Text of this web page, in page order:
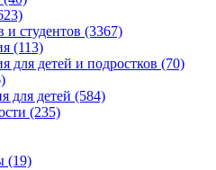
и студентов (3367)
(113)
для детей и подростков (70)
для детей (584)
(235)
(19)